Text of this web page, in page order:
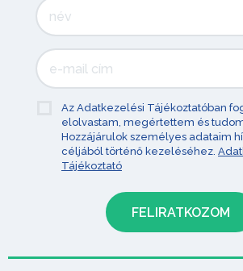
Az Adatkezelési Tájékoztatóban
elolvastam, megértettem és
Hozzájárulok személyes adataim
céljából történő kezeléséhez.
Tájékoztató